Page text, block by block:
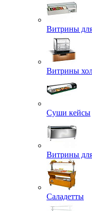
Витрины
Витрины
Суши кейсы
Витрины
Саладетты